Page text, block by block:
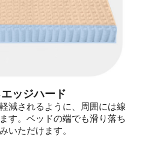
ッジハード
減されるように、周囲には線
す。ベッドの端でも滑り落ち
いただけます。